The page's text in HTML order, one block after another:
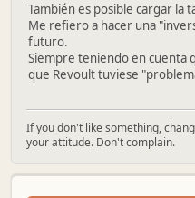
También es posible cargar la
Me refiero a hacer una
futuro.
Siempre teniendo en cuenta
que Revoult tuviese
If you don't like something,
your attitude. Don't complain.